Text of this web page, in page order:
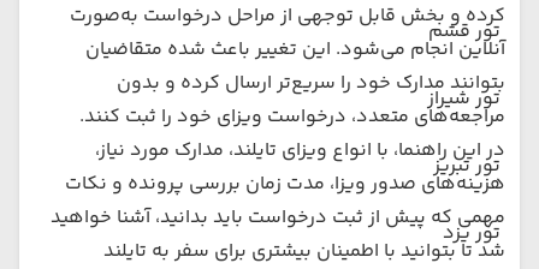
تور قشم
تور شیراز
تور تبریز
تور یزد
کرده و بخش قابل توجهی از مراحل درخواست به‌صورت
آنلاین انجام می‌شود. این تغییر باعث شده متقاضیان
بتوانند مدارک خود را سریع‌تر ارسال کرده و بدون
مراجعه‌های متعدد، درخواست ویزای خود را ثبت کنند.
در این راهنما، با انواع ویزای تایلند، مدارک مورد نیاز،
هزینه‌های صدور ویزا، مدت زمان بررسی پرونده و نکات
مهمی که پیش از ثبت درخواست باید بدانید، آشنا خواهید
شد تا بتوانید با اطمینان بیشتری برای سفر به تایلند